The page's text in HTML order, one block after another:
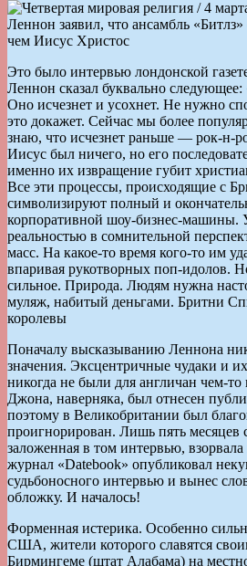
Это было интервью лондонской
Леннон сказал буквально следующее:
Оно исчезнет и усохнет. Не нужно
это докажет. Сейчас мы более
знаю, что исчезнет раньше — рок-н-
Иисус был ничего, но его
именно их извращение губит
Все эти процессы, происходящие с
символизируют полный и
корпоративной шоу-бизнес-машины.
реальностью в сомнительной
масс. На какое-то время кого-то им
впаривая рукотворных поп-идолов.
сильное. Природа. Людям нужна
муляж, набитый деньгами. Бритни
королевы
Поначалу высказыванию Леннона
значения. Эксцентричные чудаки и
никогда не были для англичан чем-
Джона, наверняка, был отнесен
поэтому в Великобритании был
проигнорирован. Лишь пять месяцев
заложенная в том интервью,
журнал «Datebook» опубликовал
судьбоносного интервью и вынес
обложку. И началось!
Форменная истерика. Особенно
США, жители которого славятся
Бирмингеме (штат Алабама) на